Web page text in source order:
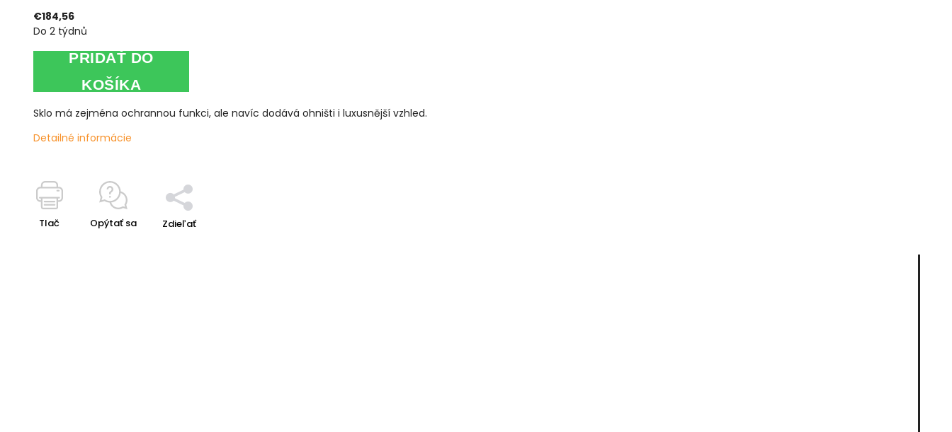
€184,56
Do 2 týdnů
PRIDAŤ DO
KOŠÍKA
Sklo má zejména ochrannou funkci, ale navíc dodává ohništi i luxusnější vzhled.
Detailné informácie
Tlač Opýtať sa Zdieľať